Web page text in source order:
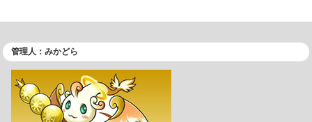
管理人：みかどら